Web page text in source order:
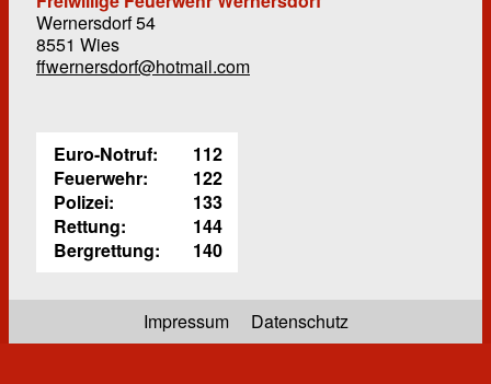
Wernersdorf 54
8551 Wies
ffwernersdorf@hotmail.com
Euro-Notruf:
112
Feuerwehr:
122
Polizei:
133
Rettung:
144
Bergrettung:
140
Impressum Datenschutz